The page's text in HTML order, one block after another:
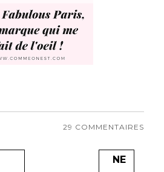
29 COMMENTAIRES
NE